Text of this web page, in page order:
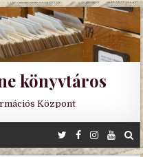
könyvtáros
Központ